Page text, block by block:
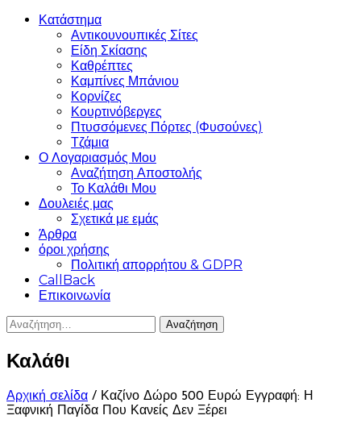
Κατάστημα
Αντικουνουπικές Σίτες
Είδη Σκίασης
Καθρέπτες
Καμπίνες Μπάνιου
Κορνίζες
Κουρτινόβεργες
Πτυσσόμενες Πόρτες (Φυσούνες)
Τζάμια
Ο Λογαριασμός Μου
Αναζήτηση Αποστολής
Το Καλάθι Μου
Δουλειές μας
Σχετικά με εμάς
Άρθρα
όροι χρήσης
Πολιτική απορρήτου & GDPR
CallBack
Επικοινωνία
Αναζήτηση
Καλάθι
Αρχική σελίδα / Καζίνο Δώρο 500 Ευρώ Εγγραφή: Η
Ξαφνική Παγίδα Που Κανείς Δεν Ξέρει